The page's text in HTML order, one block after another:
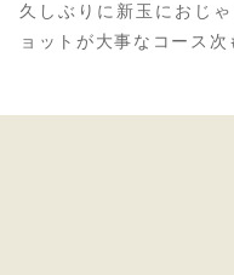
久しぶりに新玉におじ
ョットが大事なコース次